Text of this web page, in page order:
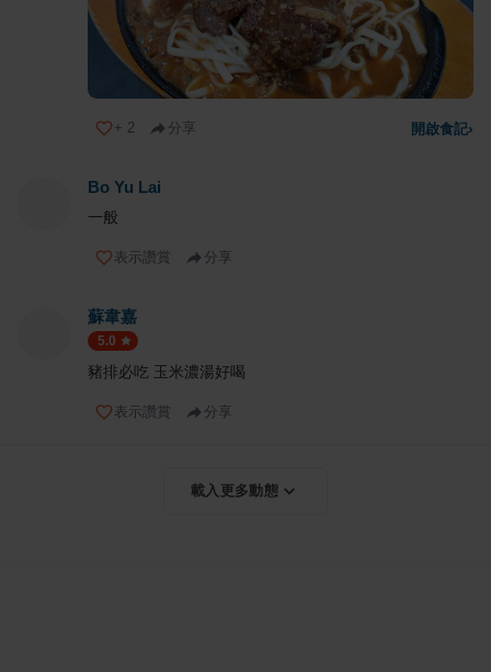
+ 2 分享 開啟食記›
Bo Yu Lai
一般
表示讚賞 分享
蘇韋嘉
5.0
豬排必吃 玉米濃湯好喝
表示讚賞 分享
載入更多動態